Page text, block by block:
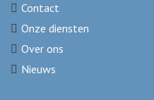
Contact
Onze diensten
Over ons
Nieuws